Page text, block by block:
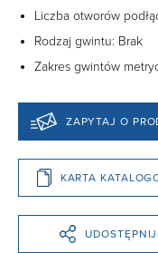
Liczba otworów
Rodzaj gwintu: Brak
Zakres gwintów
ZAPYTAJ O
KARTA
UDOSTĘPNIJ